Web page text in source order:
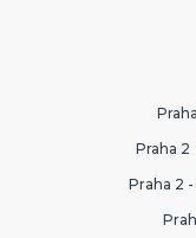
Praha 2
Praha 2